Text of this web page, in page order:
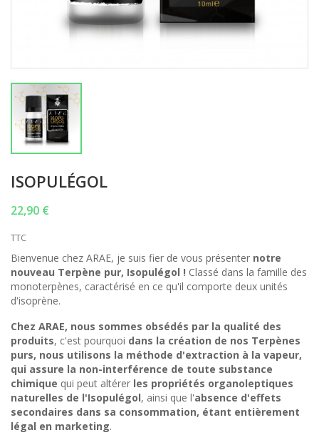
ISOPULÉGOL
22,90 €
TTC
Bienvenue chez ARAE, je suis fier de vous présenter notre
nouveau Terpène pur, Isopulégol ! Classé dans la famille des
monoterpènes, caractérisé en ce qu'il comporte deux unités
d'isoprène.
Chez ARAE, nous sommes obsédés par la qualité des
produits, c'est pourquoi dans la création de nos Terpènes
purs, nous utilisons la méthode d'extraction à la vapeur,
qui assure la non-interférence de toute substance
chimique qui peut altérer les propriétés organoleptiques
naturelles de l'Isopulégol, ainsi que l'absence d'effets
secondaires dans sa consommation, étant entièrement
légal en marketing.